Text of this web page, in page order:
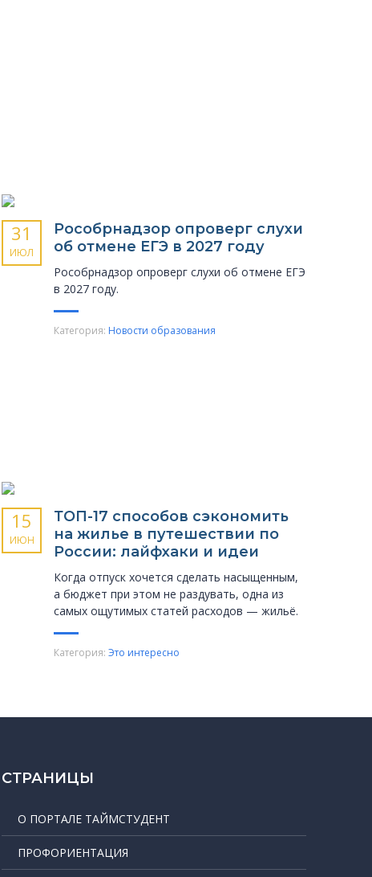
31
ИЮЛ
Рособрнадзор опроверг слухи
об отмене ЕГЭ в 2027 году
Рособрнадзор опроверг слухи об отмене ЕГЭ
в 2027 году.
Категория: Новости образования
15
ИЮН
ТОП-17 способов сэкономить
на жилье в путешествии по
России: лайфхаки и идеи
Когда отпуск хочется сделать насыщенным,
а бюджет при этом не раздувать, одна из
самых ощутимых статей расходов — жильё.
Категория: Это интересно
СТРАНИЦЫ
О ПОРТАЛЕ ТАЙМСТУДЕНТ
ПРОФОРИЕНТАЦИЯ